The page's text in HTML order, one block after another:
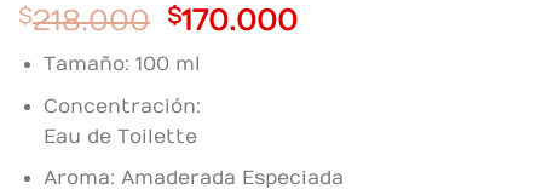
$218.000 Original
price
was:
$218.000.
$170.000Current
Tamaño: 100 ml
Concentración:
Eau de Toilette
Aroma: Amaderada Especiada